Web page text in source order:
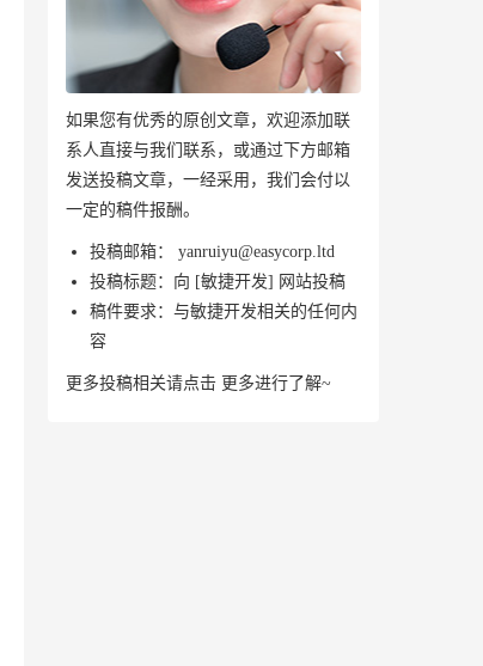
如果您有优秀的原创文章，欢迎添加联
系人直接与我们联系，或通过下方邮箱
发送投稿文章，一经采用，我们会付以
一定的稿件报酬。
投稿邮箱： yanruiyu@easycorp.ltd
投稿标题：向 [敏捷开发] 网站投稿
稿件要求：与敏捷开发相关的任何内
容
更多投稿相关请点击 更多进行了解~